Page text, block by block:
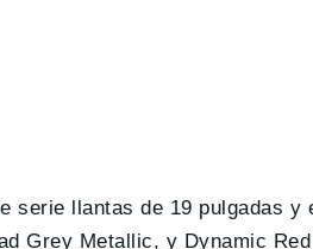
serie llantas de 19 pulgadas
Grey Metallic, y Dynamic